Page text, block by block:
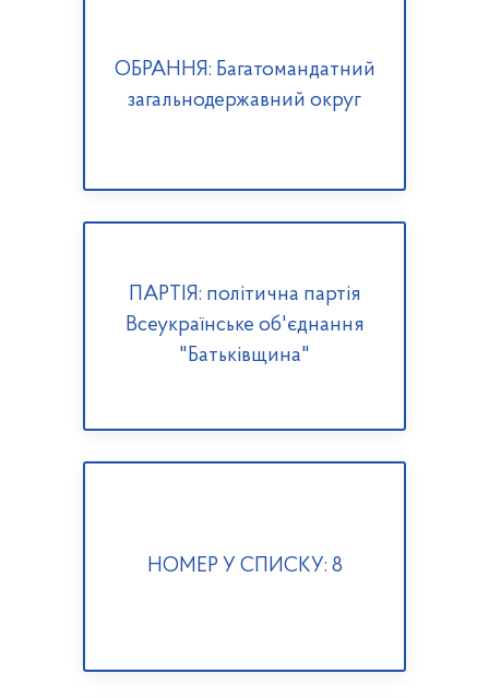
ОБРАННЯ: Багатомандатний
загальнодержавний округ
ПАРТІЯ: політична партія
Всеукраїнське об'єднання
"Батьківщина"
НОМЕР У СПИСКУ: 8